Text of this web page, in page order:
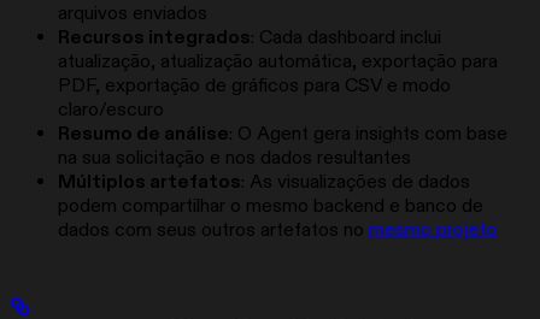
arquivos enviados
Recursos integrados: Cada dashboard inclui
atualização, atualização automática, exportação para
PDF, exportação de gráficos para CSV e modo
claro/escuro
Resumo de análise: O Agent gera insights com base
na sua solicitação e nos dados resultantes
Múltiplos artefatos: As visualizações de dados
podem compartilhar o mesmo backend e banco de
dados com seus outros artefatos no mesmo projeto